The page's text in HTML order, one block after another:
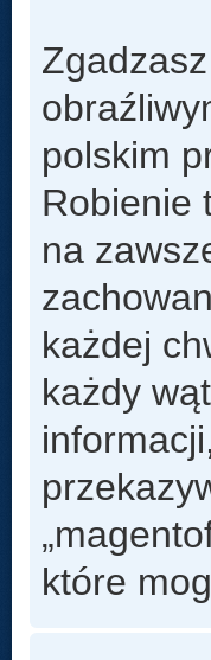
polskim
Robienie
na
każdej
każdy
które